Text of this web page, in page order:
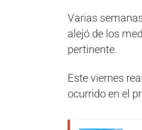
Varias
alejó de los
pertinente.
Este viernes
ocurrido en el